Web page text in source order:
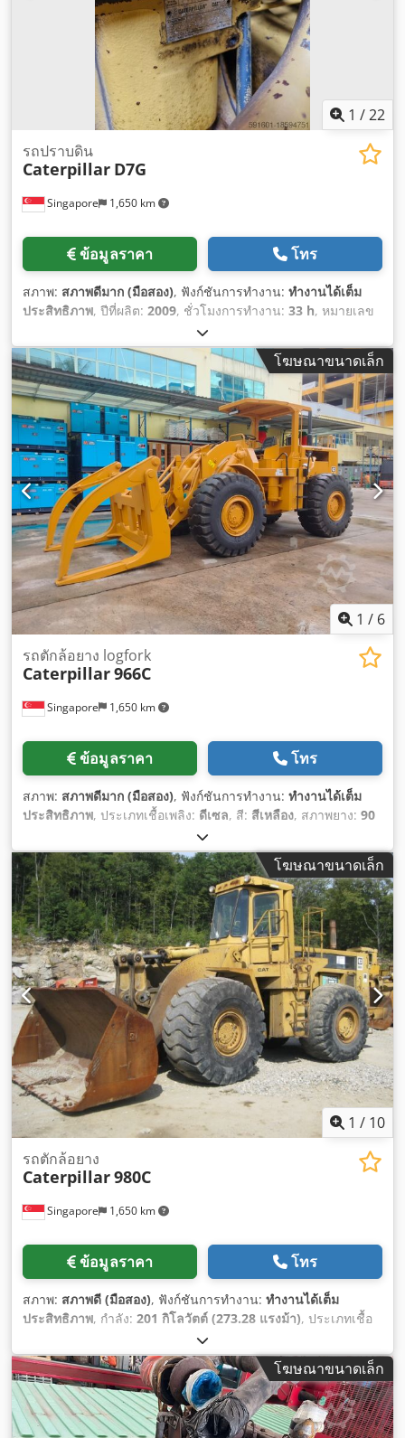
1 /22
Singapore 1,650 km
รถปราบดิน
Caterpillar D7G
ข้อมูลราคา โทร
สภาพ: สภาพดีมาก (มือสอง), ฟังก์ชันการทำงาน: ทำงานได้เต็ม
ประสิทธิภาพ, ปีที่ผลิต: 2009, ชั่วโมงการทำงาน: 33 h, หมายเลข
CAT00D7GLC7G01263
โฆษณาขนาดเล็ก
1 / 6
Singapore 1,650 km
รถตักล้อยาง logfork
Caterpillar966C
ข้อมูลราคา โทร
สภาพ: สภาพดีมาก (มือสอง), ฟังก์ชันการทำงาน: ทำงานได้เต็ม
ประสิทธิภาพ, ประเภทเชื้อเพลิง: ดีเซล, สี: สีเหลือง, สภาพยาง: 90
, สภาพการขับเคลื่อน:90 เปอร์เซ็นต์
หมายเลขเครื่องจักร/ยานพาหนะ:KM&EW144, อุปกรณ์:ห้อง
โดยสาร, ไฮดรอลิก, โฆษณาขนาดเล็ก
1 / 10
Singapore 1,650 km
รถตักล้อยาง
Caterpillar980C
ข้อมูลราคา โทร
สภาพ: สภาพดี (มือสอง), ฟังก์ชันการทำงาน: ทำงานได้เต็ม
ประสิทธิภาพ, กำลัง: 201 กิโลวัตต์ (273.28 แรงม้า), ประเภทเชื้อ
, น้ำหนักรวม:
เครื่องจักร/ยานพาหนะ:63X1784, อุปกรณ์:ห้องโดยสาร, ไฮดรอ
ลิก, โฆษณาขนาดเล็ก